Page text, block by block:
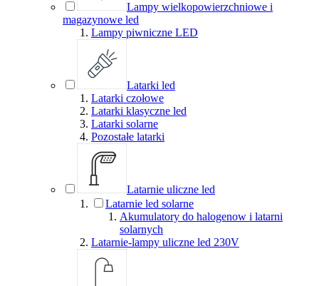
Lampy wielkopowierzchniowe i
magazynowe led
Lampy piwniczne LED
Latarki led
Latarki czołowe
Latarki klasyczne led
Latarki solarne
Pozostałe latarki
Latarnie uliczne led
Latarnie led solarne
Akumulatory do halogenow i latarni
solarnych
Latarnie-lampy uliczne led 230V